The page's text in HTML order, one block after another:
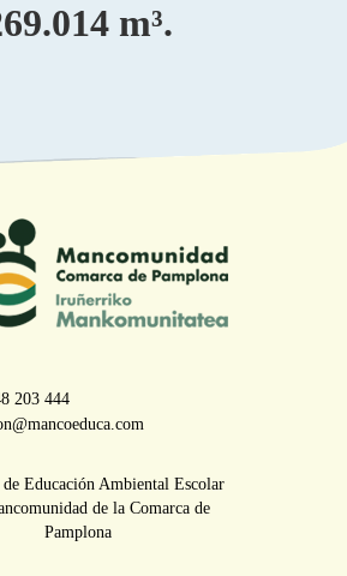
m³.
203 444
Educación Ambiental Escolar
de la Comarca de
Pamplona